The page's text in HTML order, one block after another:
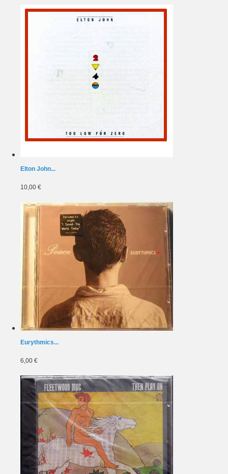
Elton John...
10,00 €
Eurythmics...
6,00 €